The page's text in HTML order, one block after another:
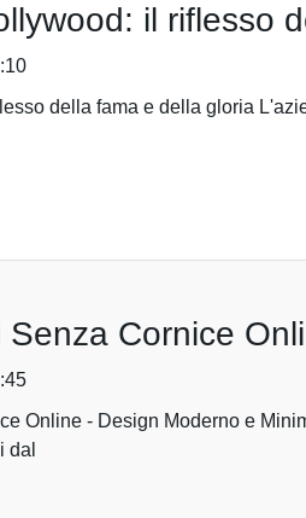
il riflesso
della fama e della gloria
Cornice
Online - Design Moderno e
dal